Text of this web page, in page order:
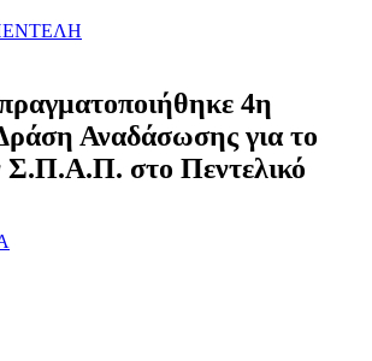
4η
Αναδάσωσης για το
Σ.Π.Α.Π. στο Πεντελικό